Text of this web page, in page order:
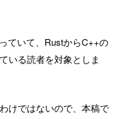
ていて、RustからC++の
いる読者を対象としま
けではないので、本稿で